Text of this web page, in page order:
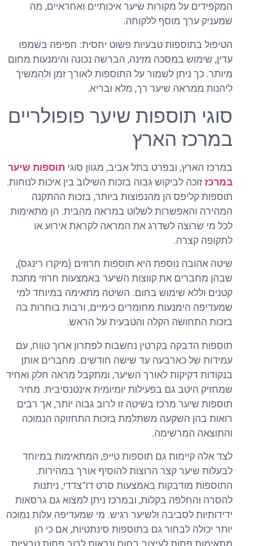
המקפידים על מקורות שיער איכותיים ואחראיים, מה
שמעניק ערך מוסף ללקוחה.
הטיפול בתוספות טבעיות פשוט יחסית: חפיפה בשמפו
עדין, שימוש במסכה מזינה, הברשה נכונה והימנעות מחום
מיותר. כך ניתן לשמור על התוספות לאורך זמן ולהמשיך
ליהנות ממראה שיער רך, מלא ובריא.
סוגי תוספות שיער פופולריים
במרכז הארץ
במרכז הארץ, ובפרט בתל אביב, מגוון סוגי תוספות שיער
במרכז זוכה לביקוש גבוה בזכות השילוב בין איכות לנוחות.
תוספות קליפס הן מהנפוצות ביותר, בזכות ההתקנה
המהירה והאפשרות לשלוט במראה מהבית. הן מתאימות
לכל מי שרוצה לשדרג את המראה לקראת אירוע או
לתקופה קצרה.
שיטה אהובה נוספת היא תוספות חרוזים (מיקרו רינגס),
שבהן מחברים את קווצות השיער באמצעות חרוזי מתכת
קטנים וללא שימוש בחום. השיטה מתאימה במיוחד למי
שמעדיפה הימנעות מחומרים כימיים, ורבות בוחרות בה
בזכות התחושה הקלה והטבעית על הראש.
תוספות הדבקה בקרטין נחשבות לפתרון ארוך טווח, עם
עמידות של כארבעה עד שישה חודשים. מחברים אותן
בנקודות דקיקות לאורך השיער, ומתקבל מראה חלק ואחיד
שמחזיק היטב גם בפעילות יומיומית אינטנסיבית. מחיר
תוספות שיער מרכז בשיטה זו לרוב גבוה יותר, אך רבים
רואות בהן השקעה משתלמת בזכות התחזוקה הנמוכה
והתוצאה המרשימה.
לצד אלה קיימות גם תוספות טייפ, המתאימות במיוחד
לבעלות שיער קצר הרוצות להוסיף אורך במהירות.
התוספות מודבקות באמצעות סרט דו־צדדי, ניתנות
להסרה והחלפה בקלות, ובמרכז ניתן למצוא גם גרסאות
ידידותיות לסביבה ולשיער רגיש. מי שמעדיפה עלות נמוכה
יותר יכולה לבחור גם בתוספות סינתטיות, אם כי הן